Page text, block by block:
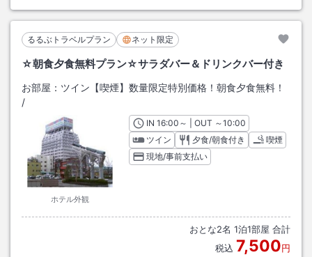
るるぶトラベルプラン ネット限定
☆朝食夕食無料プラン☆サラダバー＆ドリンクバー付き
お部屋： ツイン【喫煙】数量限定特別価格！朝食夕食無料！
/
ホテル外観
INチェックイン
16:00 ～ | OUT チェックアウト
～10:00
ツイン
夕食/朝食付き
喫煙
現地/事前支払い
おとな2名 1泊1部屋 合計
税込 7,500円